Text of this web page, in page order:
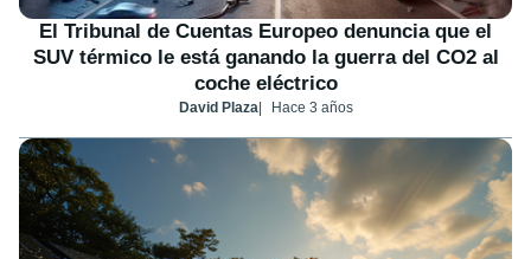
El Tribunal de Cuentas Europeo denuncia que el
SUV térmico le está ganando la guerra del CO2 al
coche eléctrico
David Plaza Hace 3 años